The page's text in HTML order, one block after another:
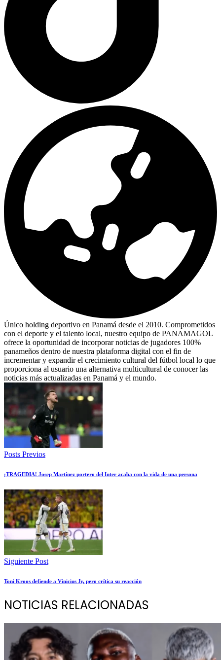
Único holding deportivo en Panamá desde el 2010. Comprometidos
con el deporte y el talento local, nuestro equipo de PANAMAGOL
ofrece la oportunidad de incorporar noticias de jugadores 100%
panameños dentro de nuestra plataforma digital con el fin de
incrementar y expandir el crecimiento cultural del fútbol local lo que
proporciona al usuario una alternativa multicultural de conocer las
noticias más actualizadas en Panamá y el mundo.
Posts Previos
¡TRAGEDIA! Josep Martínez portero del Inter acaba con la vida de una persona
Siguiente Post
Toni Kroos defiende a Vinicius Jr, pero crítica su reacción
NOTICIAS RELACIONADAS